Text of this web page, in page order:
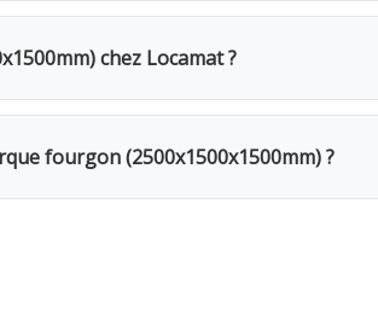
coûte 45€ TVAC par jour (37.19€
Pour une semaine complète, seuls 4
chez Locamat ?
appelez-nous pour vérifier la
fourgon fermé protège intégralement
fourgon (2500x1500x1500mm) ?
bris de machine en option.